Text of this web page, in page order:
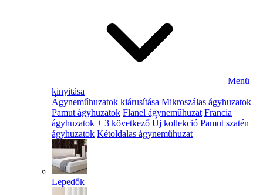
Menü
kinyitása
Ágyneműhuzatok kiárusítása Mikroszálas ágyhuzatok
Pamut ágyhuzatok Flanel ágyneműhuzat Francia
ágyhuzatok + 3 következő Új kollekció Pamut szatén
ágyhuzatok Kétoldalas ágyneműhuzat
Lepedők